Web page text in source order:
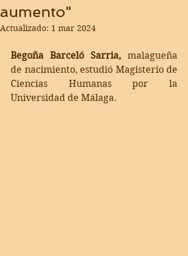
aumento"
Actualizado: 1 mar 2024
Begoña Barceló Sarria, malagueña
de nacimiento, estudió Magisterio de
Ciencias Humanas por la
Universidad de Málaga.